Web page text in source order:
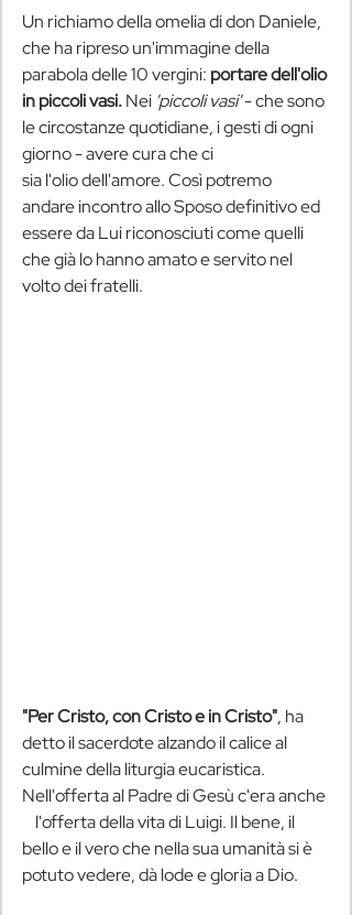
Un richiamo della omelia di don Daniele,
che ha ripreso un'immagine della
parabola delle 10 vergini: portare dell'olio
in piccoli vasi. Nei 'piccoli vasi' - che sono
le circostanze quotidiane, i gesti di ogni
giorno - avere cura che ci
sia l'olio dell'amore. Così potremo
andare incontro allo Sposo definitivo ed
essere da Lui riconosciuti come quelli
che già lo hanno amato e servito nel
volto dei fratelli.
"Per Cristo, con Cristo e in Cristo", ha
detto il sacerdote alzando il calice al
culmine della liturgia eucaristica.
Nell'offerta al Padre di Gesù c'era anche
l'offerta della vita di Luigi. Il bene, il
bello e il vero che nella sua umanità si è
potuto vedere, dà lode e gloria a Dio.